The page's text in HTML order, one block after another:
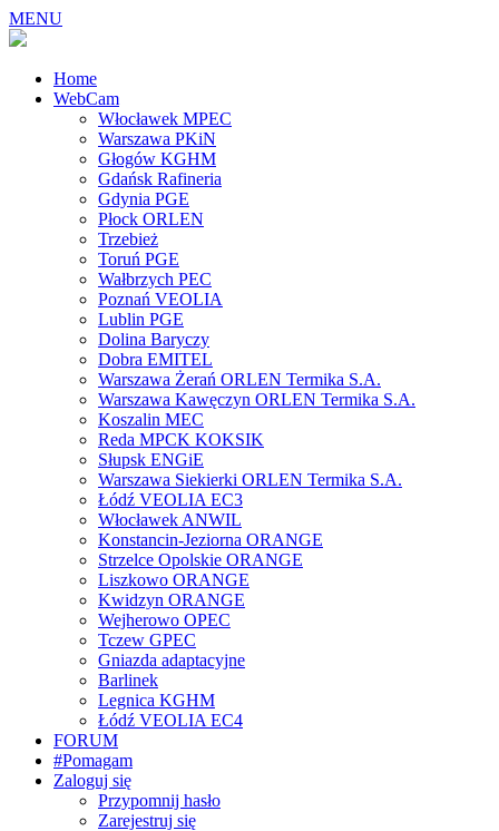
MENU
Home
WebCam
Włocławek MPEC
Warszawa PKiN
Głogów KGHM
Gdańsk Rafineria
Gdynia PGE
Płock ORLEN
Trzebież
Toruń PGE
Wałbrzych PEC
Poznań VEOLIA
Lublin PGE
Dolina Baryczy
Dobra EMITEL
Warszawa Żerań ORLEN Termika S.A.
Warszawa Kawęczyn ORLEN Termika S.A.
Koszalin MEC
Reda MPCK KOKSIK
Słupsk ENGiE
Warszawa Siekierki ORLEN Termika S.A.
Łódź VEOLIA EC3
Włocławek ANWIL
Konstancin-Jeziorna ORANGE
Strzelce Opolskie ORANGE
Liszkowo ORANGE
Kwidzyn ORANGE
Wejherowo OPEC
Tczew GPEC
Gniazda adaptacyjne
Barlinek
Legnica KGHM
Łódź VEOLIA EC4
FORUM
#Pomagam
Zaloguj się
Przypomnij hasło
Zarejestruj się